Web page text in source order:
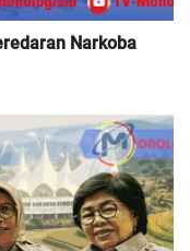
Narkoba